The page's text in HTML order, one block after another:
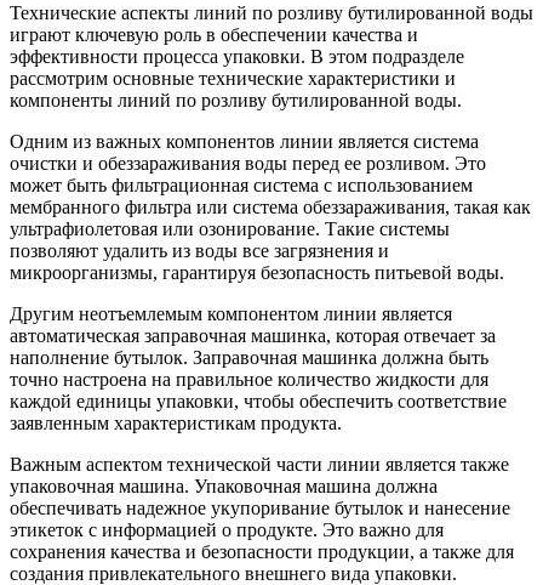
Технические аспекты линий по розливу бутилированной воды
играют ключевую роль в обеспечении качества и
эффективности процесса упаковки. В этом подразделе
рассмотрим основные технические характеристики и
компоненты линий по розливу бутилированной воды.
Одним из важных компонентов линии является система
очистки и обеззараживания воды перед ее розливом. Это
может быть фильтрационная система с использованием
мембранного фильтра или система обеззараживания, такая как
ультрафиолетовая или озонирование. Такие системы
позволяют удалить из воды все загрязнения и
микроорганизмы, гарантируя безопасность питьевой воды.
Другим неотъемлемым компонентом линии является
автоматическая заправочная машинка, которая отвечает за
наполнение бутылок. Заправочная машинка должна быть
точно настроена на правильное количество жидкости для
каждой единицы упаковки, чтобы обеспечить соответствие
заявленным характеристикам продукта.
Важным аспектом технической части линии является также
упаковочная машина. Упаковочная машина должна
обеспечивать надежное укупоривание бутылок и нанесение
этикеток с информацией о продукте. Это важно для
сохранения качества и безопасности продукции, а также для
создания привлекательного внешнего вида упаковки.